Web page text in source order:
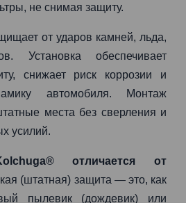
не снимая защиту.
от ударов камней, льда,
Установка обеспечивает
снижает риск коррозии и
автомобиля. Монтаж
места без сверления и
усилий.
отличается от
(штатная) защита — это, как
пылевик (дождевик) или